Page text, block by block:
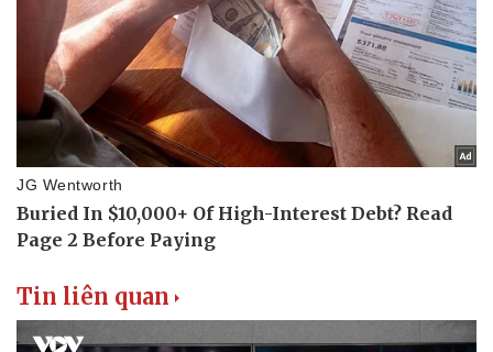
Tin liên quan